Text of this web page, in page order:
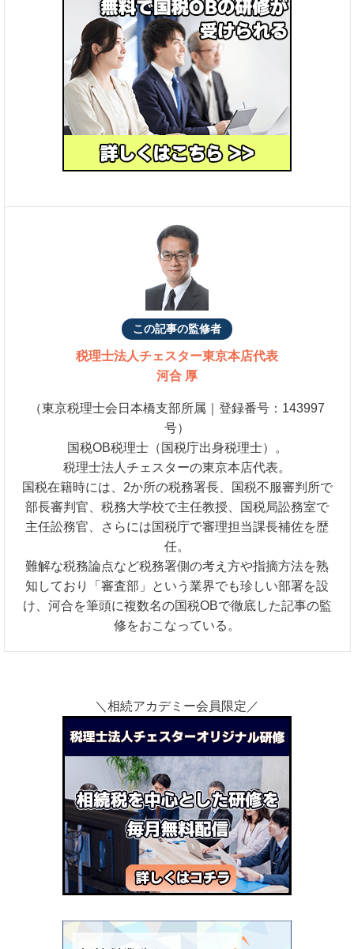
この記事の監修者
税理士法人チェスター東京本店代表
河合 厚
（東京税理士会日本橋支部所属｜登録番号：143997
号）
国税OB税理士（国税庁出身税理士）。
税理士法人チェスターの東京本店代表。
国税在籍時には、2か所の税務署長、国税不服審判所で
部長審判官、税務大学校で主任教授、国税局訟務室で
主任訟務官、さらには国税庁で審理担当課長補佐を歴
任。
難解な税務論点など税務署側の考え方や指摘方法を熟
知しており「審査部」という業界でも珍しい部署を設
け、河合を筆頭に複数名の国税OBで徹底した記事の監
修をおこなっている。
＼相続アカデミー会員限定／